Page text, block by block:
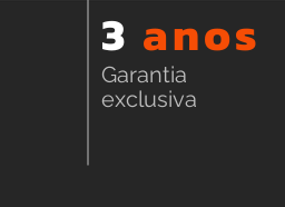
3 anos
Garantia
exclusiva